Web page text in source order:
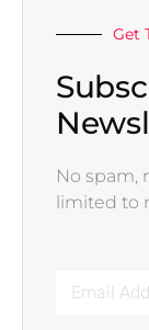
Get
No spam,
limited to